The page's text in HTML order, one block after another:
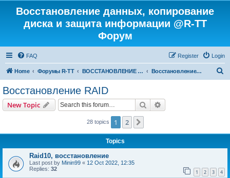
Восстановление данных, копирование
диска и защита информации @R-TT
Форум
FAQ Login
Register
Home Форумы R-TT ВОССТАНОВЛЕНИЕ ДАННЫХ И УДАЛЕННЫХ ФАЙЛОВ Восстановление RAID
Восстановление RAID
New Topic Search
28 topics 1 2
Topics
Raid10, восстановление
Last post by Minin99 « 12 Oct 2022, 12:35
Replies: 32 1 2 3 4